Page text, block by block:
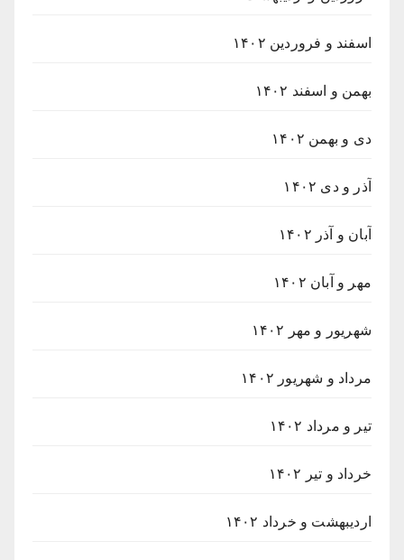
اسفند و فروردین ۱۴۰۲
بهمن و اسفند ۱۴۰۲
دی و بهمن ۱۴۰۲
آذر و دی ۱۴۰۲
آبان و آذر ۱۴۰۲
مهر و آبان ۱۴۰۲
شهریور و مهر ۱۴۰۲
مرداد و شهریور ۱۴۰۲
تیر و مرداد ۱۴۰۲
خرداد و تیر ۱۴۰۲
اردیبهشت و خرداد ۱۴۰۲